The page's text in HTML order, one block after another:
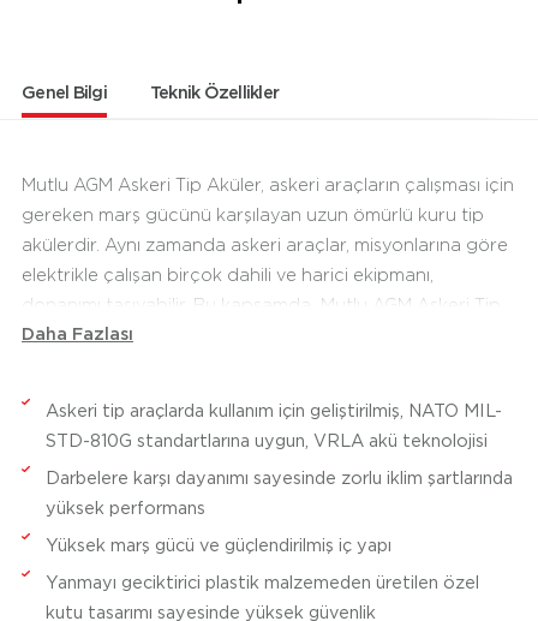
Genel Bilgi Teknik Özellikler
Mutlu AGM Askeri Tip Aküler, askeri araçların çalışması için
gereken marş gücünü karşılayan uzun ömürlü kuru tip
akülerdir. Aynı zamanda askeri araçlar, misyonlarına göre
elektrikle çalışan birçok dahili ve harici ekipmanı,
donanımı taşıyabilir. Bu kapsamda Mutlu AGM Askeri Tip
Aküler, askeri araçlarda yer alan elektronik donanım ve
Temelinde VRLA (emdirilmiş cam elyaf) teknolojisini
AGM Akü teknolojisi, en gelişmiş sistemlere sahip
araçlarda kullanıldığı için teknolojik ve hassas donanımları
bünyesinde barındıran askeri araçlar için de son derece
uygundur. NATO MIL-STD-810G standartlarına göre
üretilen AGM Askeri Tip Aküler, yüksek marş gücü ve
Daha Fazlası
Askeri tip araçlarda kullanım için geliştirilmiş, NATO MIL-
STD-810G standartlarına uygun, VRLA akü teknolojisi
Darbelere karşı dayanımı sayesinde zorlu iklim şartlarında
yüksek performans
Yüksek marş gücü ve güçlendirilmiş iç yapı
Yanmayı geciktirici plastik malzemeden üretilen özel
kutu tasarımı sayesinde yüksek güvenlik